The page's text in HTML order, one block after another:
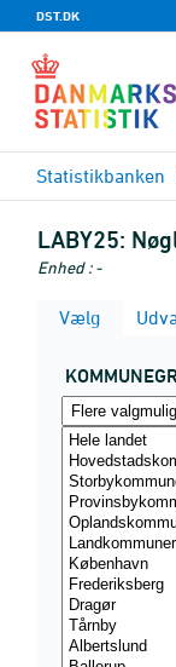
DST.DK
Statistikbanken
LABY25:
Enhed : -
Vælg